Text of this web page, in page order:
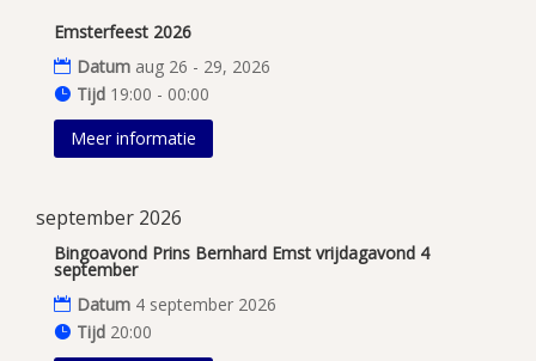
Emsterfeest 2026
Datum aug 26 - 29, 2026
Tijd 19:00 - 00:00
Meer informatie
september 2026
Bingoavond Prins Bernhard Emst vrijdagavond 4
september
Datum 4 september 2026
Tijd 20:00